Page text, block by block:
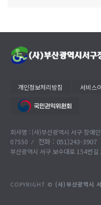
개인정보처리방침 서비스
회사명 : (사)부산광역시 서구 장애
07550
전화 : 051)243-3907
부산광역시 서구 보수대로 154번
COPYRIGHT © (사)부산광역시